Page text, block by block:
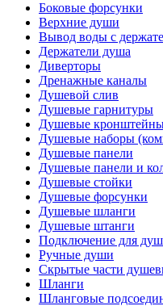
Боковые форсунки
Верхние души
Вывод воды с
Держатели душа
Диверторы
Дренажные каналы
Душевой слив
Душевые гарнитуры
Душевые
Душевые наборы
Душевые панели
Душевые панели и
Душевые стойки
Душевые форсунки
Душевые шланги
Душевые штанги
Подключение для
Ручные души
Скрытые части
Шланги
Шланговые